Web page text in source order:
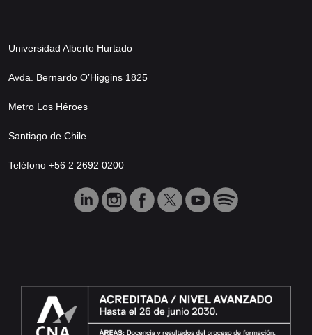
Universidad Alberto Hurtado
Avda. Bernardo O’Higgins 1825
Metro Los Héroes
Santiago de Chile
Teléfono +56 2 2692 0200